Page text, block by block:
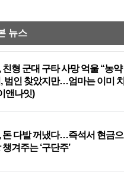
뉴스
친형 군대 구타 사망 억울 “농약
범인 찾았지만…엄마는 이미 치
앤나잇)
돈 다발 꺼냈다…즉석서 현금으
겨주는 ‘구단주’